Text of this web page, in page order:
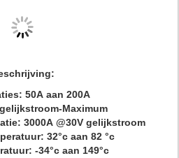
50A aan 200A
Maximum
3000A @30V gelijkstroom
32°c aan 82 °c
-34°c aan 149°c